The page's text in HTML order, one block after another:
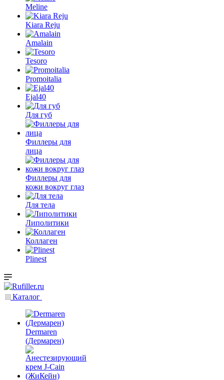
Meline
Kiara Reju
Amalain
Tesoro
Promoitalia
Ejal40
Для губ
Филлеры для
лица
Филлеры для
кожи вокруг глаз
Для тела
Липолитики
Коллаген
Plinest
Каталог
Dermaren
(Дермарен)